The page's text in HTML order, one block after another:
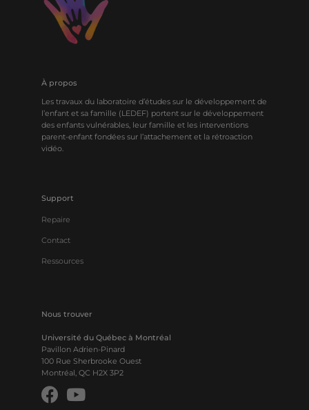
À propos
Les travaux du laboratoire d’études sur le développement de
l’enfant et sa famille (LEDEF) portent sur le développement
des enfants vulnérables, leur famille et les interventions
parent-enfant fondées sur l’attachement et la rétroaction
vidéo.
Support
Repaire
Contact
Ressources
Nous trouver
Université du Québec à Montréal
Pavillon Adrien-Pinard
100 Rue Sherbrooke Ouest
Montréal, QC H2X 3P2